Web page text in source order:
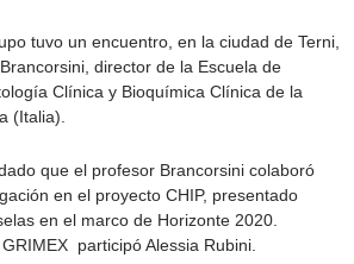
tuvo un encuentro, en la ciudad de Terni,
director de la Escuela de
Clínica y Bioquímica Clínica de la
(Italia).
que el profesor Brancorsini colaboró
en el proyecto CHIP, presentado
en el marco de Horizonte 2020.
participó Alessia Rubini.